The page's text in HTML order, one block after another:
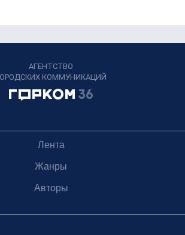
АГЕНТСТВО
КОММУНИКАЦИЙ
Лента
Жанры
Авторы